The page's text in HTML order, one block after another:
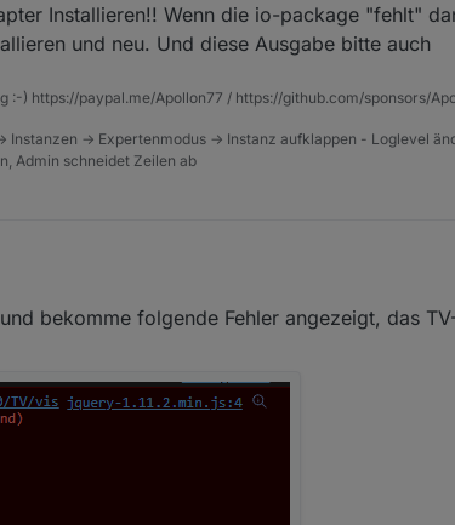
bitte posten?
nur einzelne Zeilen sind würde ich gern mal das
und die komplette Ausgabe von upload All ...
Installieren!! Wenn die io-package "fehlt"
und neu. Und diese Ausgabe bitte auch
:-) https://paypal.me/Apollon77 / https://github.com/sponsors/
Instanzen -> Expertenmodus -> Instanz aufklappen - Loglevel
Admin schneidet Zeilen ab
bekomme folgende Fehler angezeigt, das